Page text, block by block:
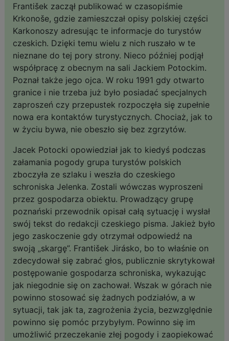
František zaczął publikować w czasopiśmie
Krkonoše, gdzie zamieszczał opisy polskiej części
Karkonoszy adresując te informacje do turystów
czeskich. Dzięki temu wielu z nich ruszało w te
nieznane do tej pory strony. Nieco później podjął
współpracę z obecnym na sali Jackiem Potockim.
Poznał także jego ojca. W roku 1991 gdy otwarto
granice i nie trzeba już było posiadać specjalnych
zaproszeń czy przepustek rozpoczęła się zupełnie
nowa era kontaktów turystycznych. Chociaż, jak to
w życiu bywa, nie obeszło się bez zgrzytów.
Jacek Potocki opowiedział jak to kiedyś podczas
załamania pogody grupa turystów polskich
zboczyła ze szlaku i weszła do czeskiego
schroniska Jelenka. Zostali wówczas wyproszeni
przez gospodarza obiektu. Prowadzący grupę
poznański przewodnik opisał całą sytuację i wysłał
swój tekst do redakcji czeskiego pisma. Jakież było
jego zaskoczenie gdy otrzymał odpowiedź na
swoją „skargę”. František Jirásko, bo to właśnie on
zdecydował się zabrać głos, publicznie skrytykował
postępowanie gospodarza schroniska, wykazując
jak niegodnie się on zachował. Wszak w górach nie
powinno stosować się żadnych podziałów, a w
sytuacji, tak jak ta, zagrożenia życia, bezwzględnie
powinno się pomóc przybyłym. Powinno się im
umożliwić przeczekanie złej pogody i zaopiekować